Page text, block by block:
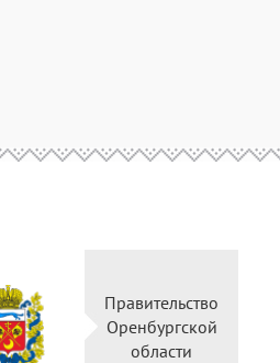
Правительство
Оренбургской
области